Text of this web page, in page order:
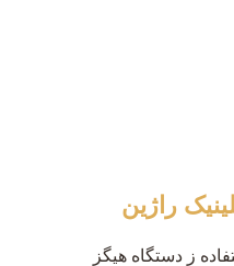
راژین
ز دستگاه هیگز